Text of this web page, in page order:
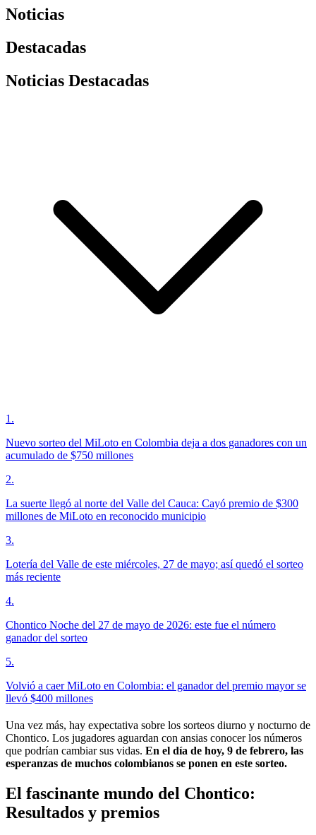
Noticias
Destacadas
Noticias Destacadas
1 .
Nuevo sorteo del MiLoto en Colombia deja a dos ganadores con un
acumulado de $750 millones
2.
La suerte llegó al norte del Valle del Cauca: Cayó premio de $300
millones de MiLoto en reconocido municipio
3.
Lotería del Valle de este miércoles, 27 de mayo; así quedó el sorteo
más reciente
4.
Chontico Noche del 27 de mayo de 2026: este fue el número
ganador del sorteo
5.
Volvió a caer MiLoto en Colombia: el ganador del premio mayor se
llevó $400 millones
Una vez más, hay expectativa sobre los sorteos diurno y nocturno de
Chontico. Los jugadores aguardan con ansias conocer los números
que podrían cambiar sus vidas. En el día de hoy, 9 de febrero, las
esperanzas de muchos colombianos se ponen en este sorteo.
El fascinante mundo del Chontico:
Resultados y premios